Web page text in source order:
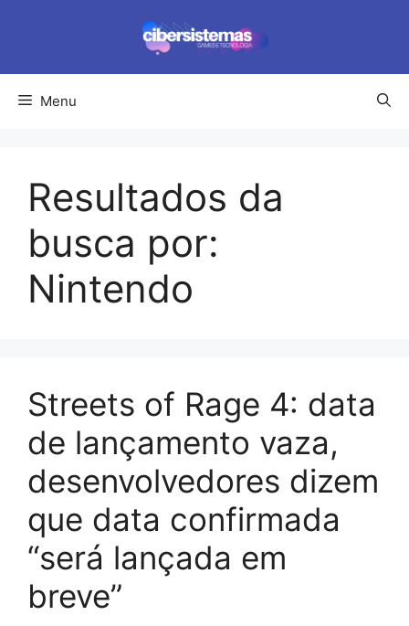
conteúdo
Menu
Resultados da
busca por:
Nintendo
Streets of Rage 4: data
de lançamento vaza,
desenvolvedores dizem
que data confirmada
“será lançada em
breve”